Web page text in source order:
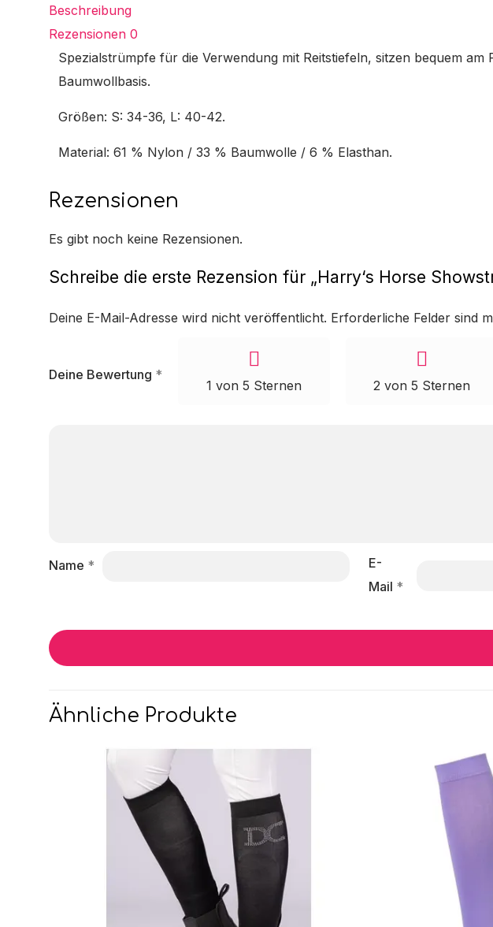
Beschreibung
Rezensionen 0
Spezialstrümpfe für die Verwendung mit Reitstiefeln, sitzen bequem
Baumwollbasis.
Größen: S: 34-36, L: 40-42.
Material: 61 % Nylon / 33 % Baumwolle / 6 % Elasthan.
Rezensionen
Es gibt noch keine Rezensionen.
Schreibe die erste Rezension für „Harry‘s Horse
Deine E-Mail-Adresse wird nicht veröffentlicht. Erforderliche Felder sind
Deine Bewertung *
1 von 5 Sternen 2 von 5 Sternen
Name *
E-
Mail *
Ähnliche Produkte